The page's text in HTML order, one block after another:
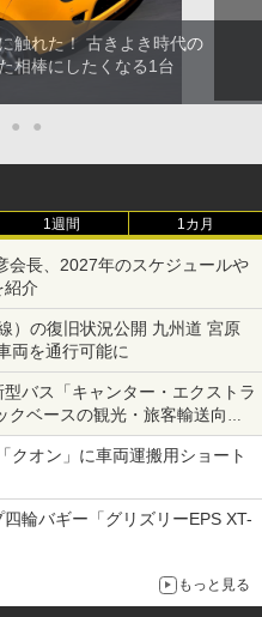
触れた！ 古きよき時代の
相棒にしたくなる1台
● ●
1週間 1カ月
会長、2027年のスケジュールや
紹介
）の復旧状況公開 九州道 宮原
両を通行可能に
バス「キャンター・エクストラ
ベースの観光・旅客輸送向け
クオン」に車両運搬用ショート
輪バギー「グリズリーEPS XT-
もっと見る